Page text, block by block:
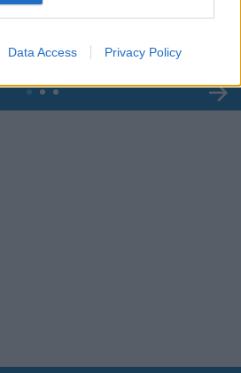
Data Access Privacy Policy
politica". Le chat